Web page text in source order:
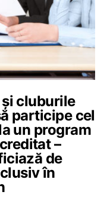
cluburile
participe cel
un program
–
de
în